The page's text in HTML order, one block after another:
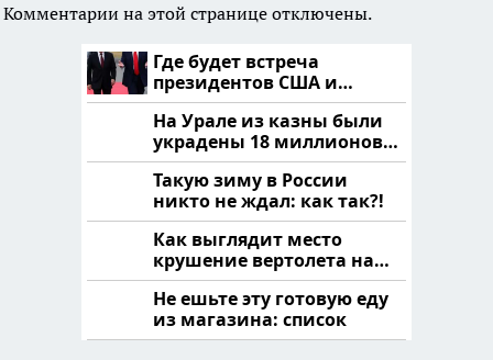
Комментарии на этой странице отключены.
Где будет встреча
президентов США и
России: Европа?
На Урале из казны были
украдены 18 миллионов
рублей
Такую зиму в России
никто не ждал: как так?!
Как выглядит место
крушение вертолета на
Кавказе: смотреть
Не ешьте эту готовую еду
из магазина: список